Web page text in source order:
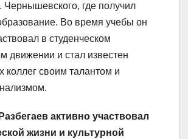
где получил
Во время учебы он
в студенческом
движении и стал известен
коллег своим талантом и
активно участвовал
жизни и культурной